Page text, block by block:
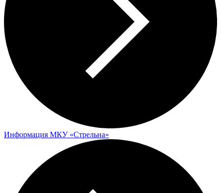
Информация МКУ «Стрельна»